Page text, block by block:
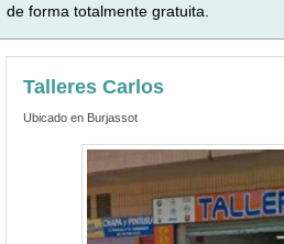
de forma totalmente gratuita.
Talleres Carlos
Ubicado en Burjassot